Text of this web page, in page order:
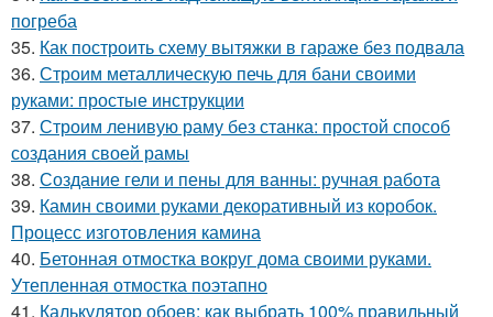
погреба
35. Как построить схему вытяжки в гараже без подвала
36. Строим металлическую печь для бани своими
руками: простые инструкции
37. Строим ленивую раму без станка: простой способ
создания своей рамы
38. Создание гели и пены для ванны: ручная работа
39. Камин своими руками декоративный из коробок.
Процесс изготовления камина
40. Бетонная отмостка вокруг дома своими руками.
Утепленная отмостка поэтапно
41. Калькулятор обоев: как выбрать 100% правильный